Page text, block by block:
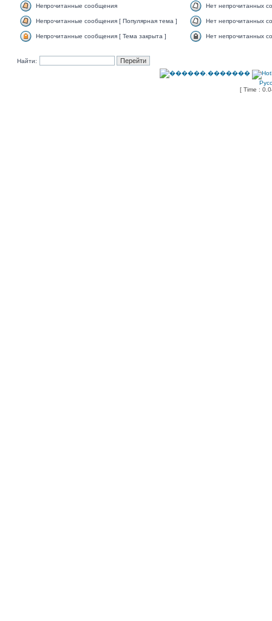
Непрочитанные сообщения Нет непрочитанных
Непрочитанные сообщения [ Популярная тема ] Нет непрочитанных
Непрочитанные сообщения [ Тема закрыта ] Нет непрочитанных
Найти:
[ Time :